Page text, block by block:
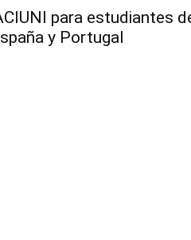
para estudiantes
y Portugal